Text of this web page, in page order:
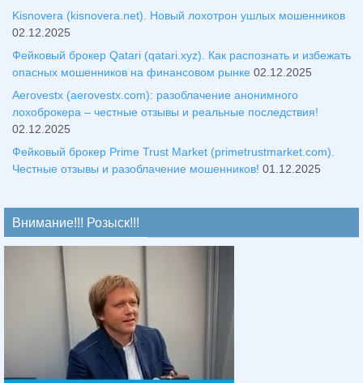
Kisnovera (kisnovera.net). Новый лохотрон ушлых мошенников
02.12.2025
Фейковый брокер Qatari (qatari.xyz). Как распознать и избежать
опасных мошенников на финансовом рынке 02.12.2025
Aerovestx (aerovestx.com): разоблачение анонимного
лохоброкера – честные отзывы и реальные последствия!
02.12.2025
Фейковый брокер Prime Trust Market (primetrustmarket.com).
Честные отзывы и разоблачение мошенников! 01.12.2025
Внимание!!! Розыск!!!